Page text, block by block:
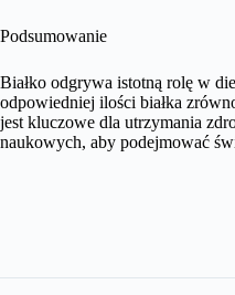
Podsumowanie
Białko odgrywa istotną rolę w
odpowiedniej ilości białka
jest kluczowe dla utrzymania
naukowych, aby podejmować